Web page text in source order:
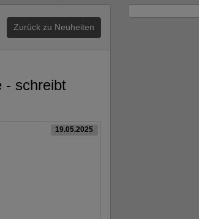
Zurück zu Neuheiten
- schreibt
19.05.2025